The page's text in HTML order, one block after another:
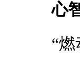
心智
“燃动